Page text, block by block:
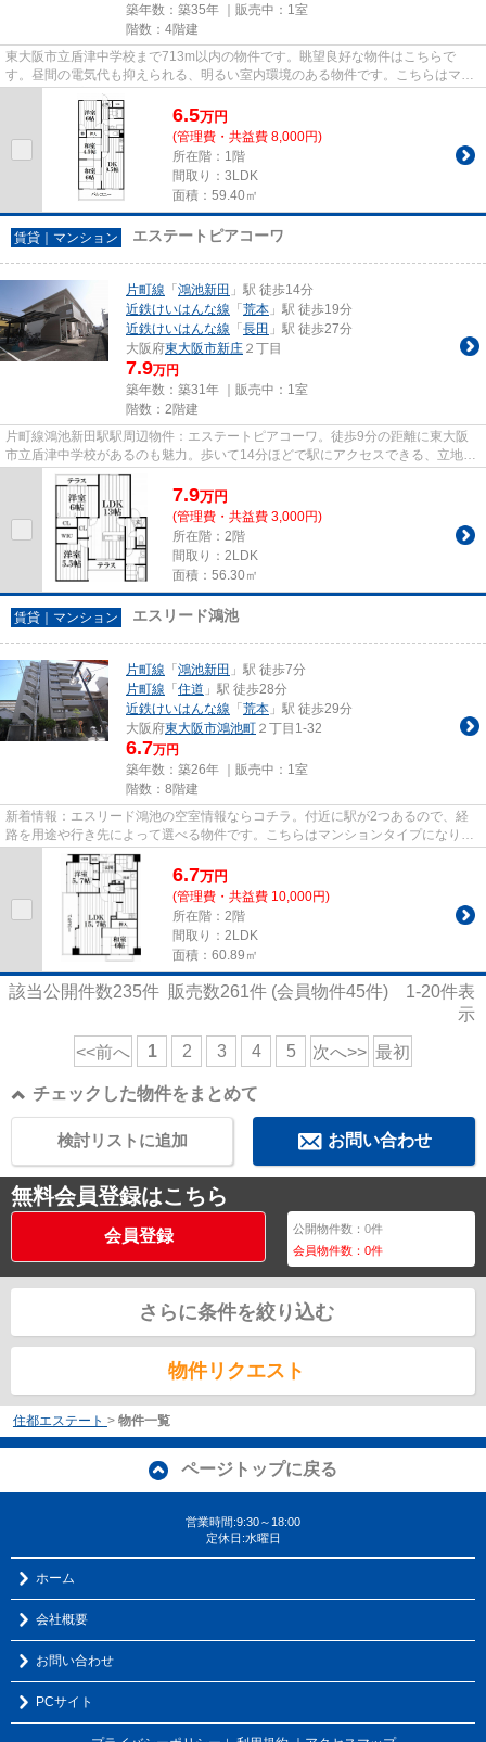
築年数：築35年 ｜販売中： 1室
階数：4階建
東大阪市立盾津中学校まで713m以内の物件です。眺望良好な物件はこちらで
す。昼間の電気代も抑えられる、明るい室内環境のある物件です。こちらはマン
ションタイプになります。住都エ...
6.5万円
(管理費・共益費 8,000円)
所在階：1階
間取り：3LDK
面積：59.40㎡
賃貸｜マンション エステートピアコーワ
片町線 「 鴻池新田 」駅 徒歩14分
近鉄けいはんな線 「 荒本 」駅 徒歩19分
近鉄けいはんな線 「 長田 」駅 徒歩27分
大阪府東大阪市新庄 ２丁目
7.9万円
築年数：築31年 ｜販売中： 1室
階数：2階建
片町線鴻池新田駅駅周辺物件：エステートピアコーワ。徒歩9分の距離に東大阪
市立盾津中学校があるのも魅力。歩いて14分ほどで駅にアクセスできる、立地の
良さも魅力の物件です。防犯対...
7.9万円
(管理費・共益費 3,000円)
所在階：2階
間取り：2LDK
面積：56.30㎡
賃貸｜マンション エスリード鴻池
片町線 「 鴻池新田 」駅 徒歩7分
片町線 「 住道 」駅 徒歩28分
近鉄けいはんな線 「 荒本 」駅 徒歩29分
大阪府東大阪市鴻池町 ２丁目1-32
6.7万円
築年数：築26年 ｜販売中： 1室
階数：8階建
新着情報：エスリード鴻池の空室情報ならコチラ。付近に駅が2つあるので、経
路を用途や行き先によって選べる物件です。こちらはマンションタイプになりま
す。駅から徒歩7分にある物件...
6.7万円
(管理費・共益費 10,000円)
所在階：2階
間取り：2LDK
面積：60.89㎡
該当公開件数235件 販売数261件 (会員物件45件) 1-20件表
示
<<前へ 1 2 3 4 5 次へ>> 最初
チェックした物件をまとめて
お問い合わせ
検討リストに追加
無料会員登録はこちら
会員登録 公開物件数：0件
会員物件数：0件
さらに条件を絞り込む
物件リクエスト
住都エステート > 物件一覧
ページトップに戻る
営業時間:9:30～18:00
定休日:水曜日
ホーム
会社概要
お問い合わせ
PCサイト